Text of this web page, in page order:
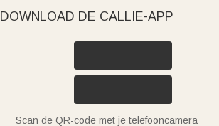
DOWNLOAD DE CALLIE-APP
Scan de QR-code met je telefooncamera